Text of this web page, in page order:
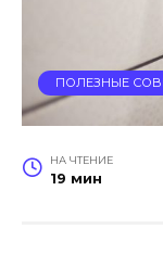
ПОЛЕЗНЫЕ
НА ЧТЕНИЕ
19 мин